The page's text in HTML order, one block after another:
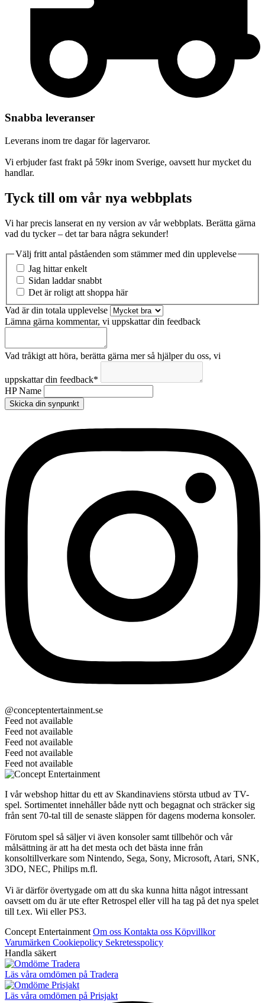
Snabba leveranser
Leverans inom tre dagar för lagervaror.
Vi erbjuder fast frakt på 59kr inom Sverige, oavsett hur mycket du
handlar.
Tyck till om vår nya webbplats
Vi har precis lanserat en ny version av vår webbplats. Berätta gärna
vad du tycker – det tar bara några sekunder!
Välj fritt antal påståenden som stämmer med din upplevelse
Jag hittar enkelt
Sidan laddar snabbt
Det är roligt att shoppa här
Vad är din totala upplevelse
Lämna gärna kommentar, vi uppskattar din feedback
Vad tråkigt att höra, berätta gärna mer så hjälper du oss, vi
uppskattar din feedback*
HP Name
Skicka din synpunkt
@conceptentertainment.se
Feed not available
Feed not available
Feed not available
Feed not available
Feed not available
I vår webshop hittar du ett av Skandinaviens största utbud av TV-
spel. Sortimentet innehåller både nytt och begagnat och sträcker sig
från sent 70-tal till de senaste släppen för dagens moderna konsoler.
Förutom spel så säljer vi även konsoler samt tillbehör och vår
målsättning är att ha det mesta och det bästa inne från
konsoltillverkare som Nintendo, Sega, Sony, Microsoft, Atari, SNK,
3DO, NEC, Philips m.fl.
Vi är därför övertygade om att du ska kunna hitta något intressant
oavsett om du är ute efter Retrospel eller vill ha tag på det nya spelet
till t.ex. Wii eller PS3.
Concept Entertainment Om oss Kontakta oss Köpvillkor
Varumärken Cookiepolicy Sekretesspolicy
Handla säkert
Läs våra omdömen på Tradera
Läs våra omdömen på Prisjakt